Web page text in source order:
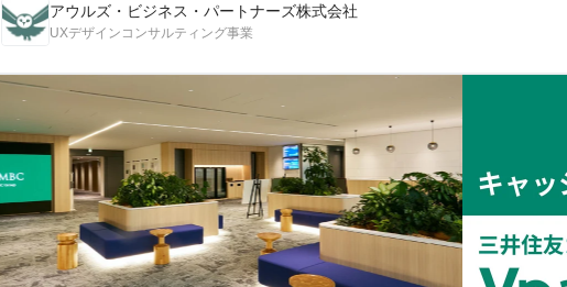
アウルズ・ビジネス・パートナーズ株式会社
UXデザインコンサルティング事業